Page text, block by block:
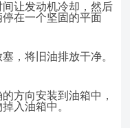
让发动机冷却，然后
在一个坚固的平面
，将旧油排放干净。
方向安装到油箱中，
入油箱中。